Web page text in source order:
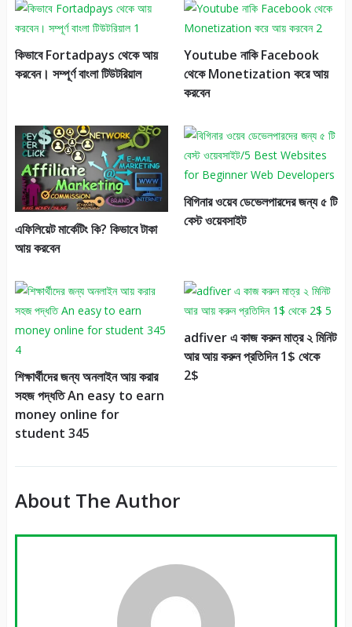
কিভাবে Fortadpays থেকে আয়
করবেন। সম্পূর্ণ বাংলা টিউটরিয়াল
Youtube নাকি Facebook
থেকে Monetization করে আয়
করবেন
এফিলিয়েট মার্কেটিং কি? কিভাবে টাকা
আয় করবেন
বিগিনার ওয়েব ডেভেলপারদের জন্য ৫ টি
বেস্ট ওয়েবসাইট
শিক্ষার্থীদের জন্য অনলাইন আয় করার
সহজ পদ্ধতি An easy to earn
money online for
student 345
adfiver এ কাজ করুন মাত্র ২ মিনিট
আর আয় করুন প্রতিদিন 1$ থেকে
2$
About The Author